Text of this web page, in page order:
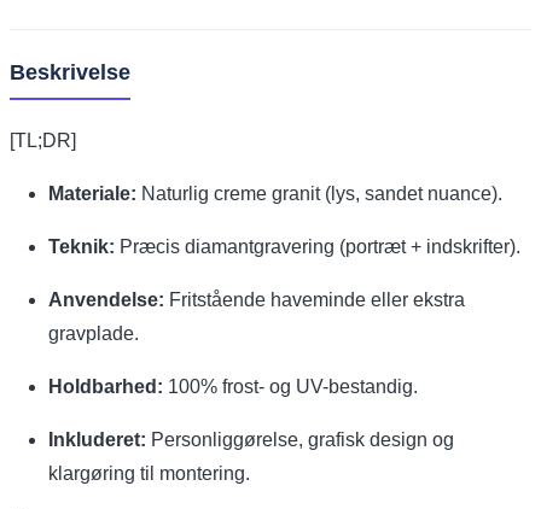
Beskrivelse
[TL;DR]
Materiale: Naturlig creme granit (lys, sandet nuance).
Teknik: Præcis diamantgravering (portræt + indskrifter).
Anvendelse: Fritstående haveminde eller ekstra
gravplade.
Holdbarhed: 100% frost- og UV-bestandig.
Inkluderet: Personliggørelse, grafisk design og
klargøring til montering.